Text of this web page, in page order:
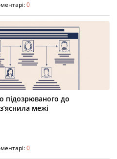
0
підозрюваного до
межі
0